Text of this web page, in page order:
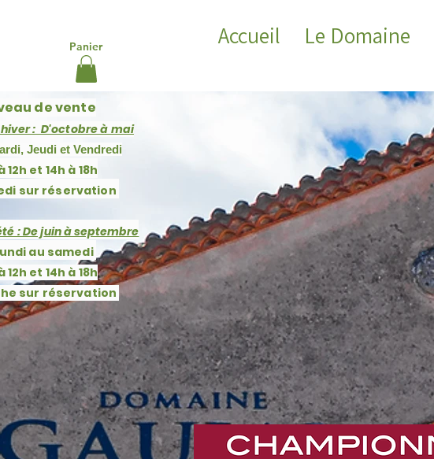
Panier Accueil Le Domaine
de vente
: D'octobre à mai
Jeudi et Vendredi
12h et 14h à 18h
sur réservation
: De juin à septembre
au samedi
12h et 14h à 18h
sur réservation